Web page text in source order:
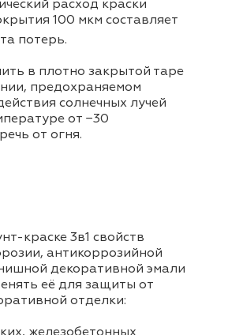
расход краски
100 мкм составляет
потерь.
в плотно закрытой таре
предохраняемом
солнечных лучей
от −30
от огня.
краске 3в1 свойств
антикоррозийной
декоративной эмали
её для защиты от
отделки: